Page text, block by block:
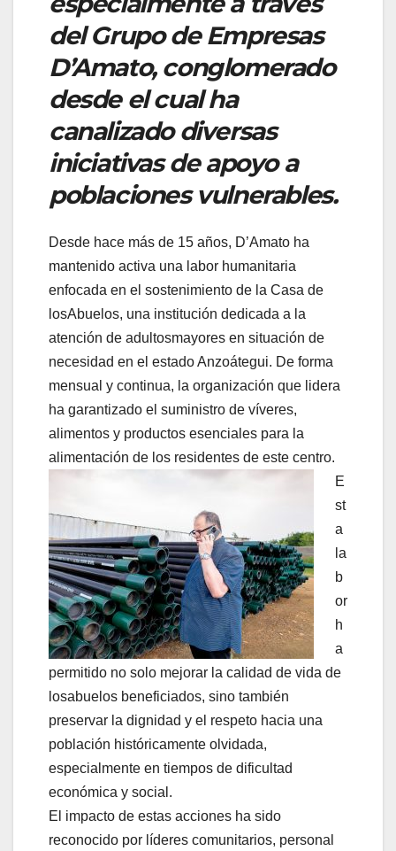
del Grupo de Empresas
D’Amato, conglomerado
desde el cual ha
canalizado diversas
iniciativas de apoyo a
poblaciones vulnerables.
Desde hace más de 15 años, D’Amato ha
mantenido activa una labor humanitaria
enfocada en el sostenimiento de la Casa de
losAbuelos, una institución dedicada a la
atención de adultosmayores en situación de
necesidad en el estado Anzoátegui. De forma
mensual y continua, la organización que lidera
ha garantizado el suministro de víveres,
alimentos y productos esenciales para la
alimentación de los residentes de este centro.
E
st
a
la
b
or
h
a
permitido no solo mejorar la calidad de vida de
losabuelos beneficiados, sino también
preservar la dignidad y el respeto hacia una
población históricamente olvidada,
especialmente en tiempos de dificultad
económica y social.
El impacto de estas acciones ha sido
reconocido por líderes comunitarios, personal